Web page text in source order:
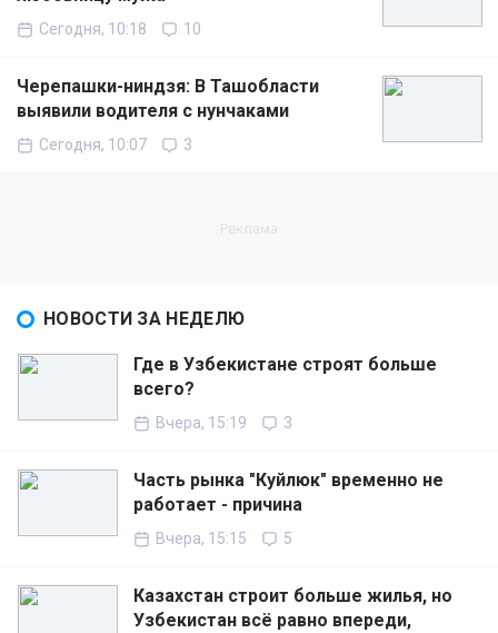
Сегодня, 10:18 10
Черепашки-ниндзя: В Ташобласти
выявили водителя с нунчаками
Сегодня, 10:07 3
НОВОСТИ ЗА НЕДЕЛЮ
Где в Узбекистане строят больше
всего?
Вчера, 15:19 3
Часть рынка "Куйлюк" временно не
работает - причина
Вчера, 15:15 5
Казахстан строит больше жилья, но
Узбекистан всё равно впереди,